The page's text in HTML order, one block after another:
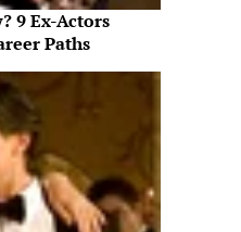
9 Ex-Actors
Paths